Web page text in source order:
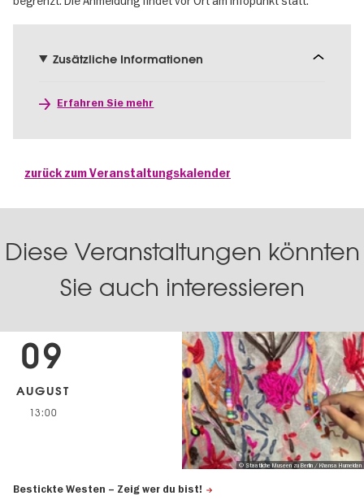
Zusätzliche Informationen
Erfahren Sie mehr
zurück zum Veranstaltungskalender
Diese Veranstaltungen könnten
Sie auch interessieren
Bestickte Westen – Zeig wer du bist!
09
AUGUST
13:00
© Staatliche Museen zu Berlin / Khansa Humeidan